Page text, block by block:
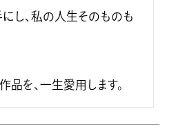
し、私の人生そのものも
品を、一生愛用します。